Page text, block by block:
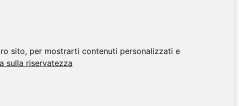
sito, per mostrarti contenuti personalizzati e
sulla riservatezza